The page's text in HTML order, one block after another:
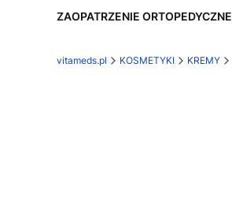
ZAOPATRZENIE ORTOPEDYCZNE
vitameds.pl KOSMETYKI KREMY